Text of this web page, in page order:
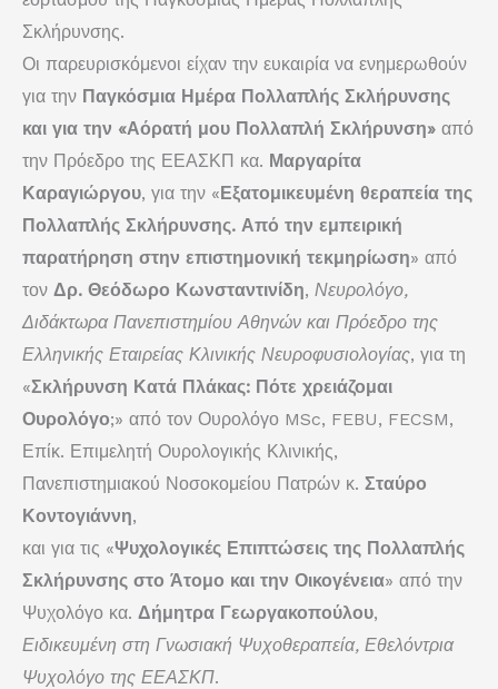
Σκλήρυνσης.
Οι παρευρισκόμενοι είχαν την ευκαιρία να ενημερωθούν
για την Παγκόσμια Ημέρα Πολλαπλής Σκλήρυνσης
και για την «Αόρατή μου Πολλαπλή Σκλήρυνση» από
την Πρόεδρο της ΕΕΑΣΚΠ κα. Μαργαρίτα
Καραγιώργου, για την «Εξατομικευμένη θεραπεία της
Πολλαπλής Σκλήρυνσης. Από την εμπειρική
παρατήρηση στην επιστημονική τεκμηρίωση» από
τον Δρ. Θεόδωρο Κωνσταντινίδη, Νευρολόγο,
Διδάκτωρα Πανεπιστημίου Αθηνών και Πρόεδρο της
Ελληνικής Εταιρείας Κλινικής Νευροφυσιολογίας, για τη
«Σκλήρυνση Κατά Πλάκας: Πότε χρειάζομαι
Ουρολόγο;» από τον Ουρολόγο MSc, FEBU, FECSM,
Επίκ. Επιμελητή Ουρολογικής Κλινικής,
Πανεπιστημιακού Νοσοκομείου Πατρών κ. Σταύρο
Κοντογιάννη,
και για τις «Ψυχολογικές Επιπτώσεις της Πολλαπλής
Σκλήρυνσης στο Άτομο και την Οικογένεια» από την
Ψυχολόγο κα. Δήμητρα Γεωργακοπούλου,
Ειδικευμένη στη Γνωσιακή Ψυχοθεραπεία, Εθελόντρια
Ψυχολόγο της ΕΕΑΣΚΠ.